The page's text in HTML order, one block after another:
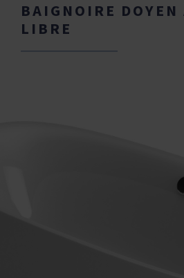
BAIGNOIRE DOYEN
LIBRE